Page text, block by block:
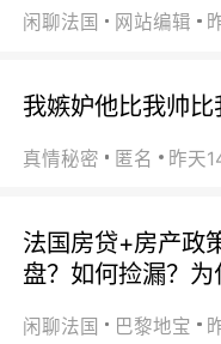
闲聊法国 网站编辑
我嫉妒他比我帅比
真情秘密 匿名 昨天
法国房贷+房产政
盘？如何捡漏？为
闲聊法国 巴黎地宝